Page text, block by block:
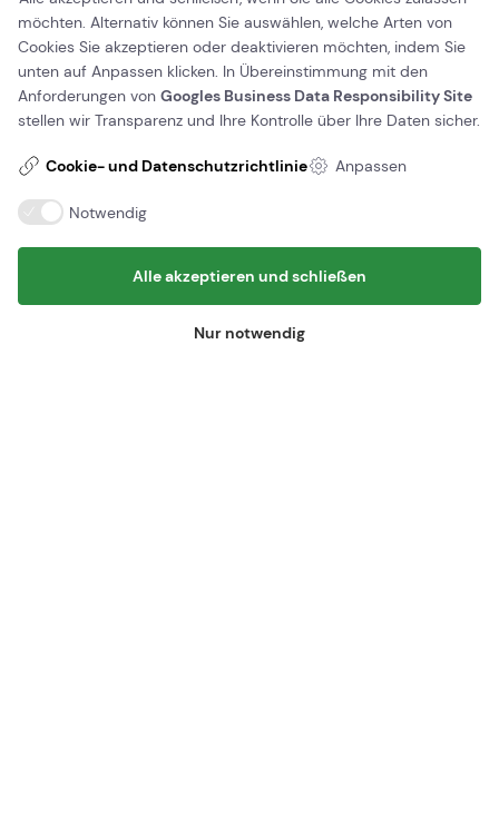
Die Eternitbahnen
Zugang zu unseren Öffnungszeiten.
Terminvereinbarung ist NICHT erforderlich.
möchten. Alternativ können Sie auswählen, welche Arten von
Cookies Sie akzeptieren oder deaktivieren möchten, indem Sie
unten auf Anpassen klicken. In Übereinstimmung mit den
Anforderungen von Googles Business Data Responsibility Site
stellen wir Transparenz und Ihre Kontrolle über Ihre Daten sicher.
Cookie- und Datenschutzrichtlinie Anpassen
Notwendig
Nur notwendig
Alle akzeptieren und schließen